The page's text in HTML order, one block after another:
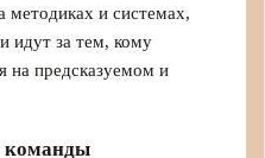
и системах,
идут за тем, кому
на предсказуемом и
команды